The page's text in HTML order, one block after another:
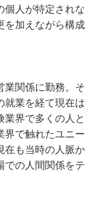
個人が特定されな
を加えながら構成
業関係に勤務。そ
就業を経て現在は
業界で多くの人と
界で触れたユニー
在も当時の人脈か
での人間関係をテ